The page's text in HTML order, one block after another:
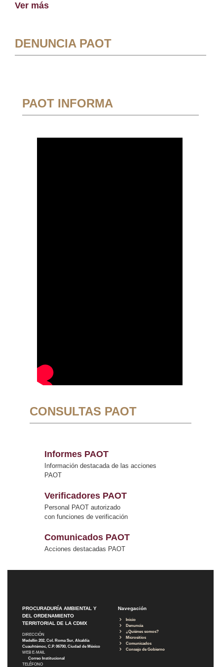
Ver más
DENUNCIA PAOT
PAOT INFORMA
CONSULTAS PAOT
Informes PAOT
Información destacada de las acciones
PAOT
Verificadores PAOT
Personal PAOT autorizado
con funciones de verificación
Comunicados PAOT
Acciones destacadas PAOT
PROCURADURÍA AMBIENTAL Y
DEL ORDENAMIENTO
TERRITORIAL DE LA CDMX
DIRECCIÓN
Medellín 202, Col. Roma Sur, Alcaldía
Cuauhtémoc, C.P. 06700, Ciudad de México
WEB E-MAIL
Correo Institucional
TELÉFONO
Navegación
Inicio
Denuncia
¿Quiénes somos?
Micrositios
Comunicados
Consejo de Gobierno